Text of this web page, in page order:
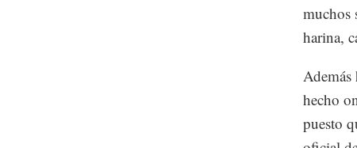
muchos
harina,
hecho
puesto